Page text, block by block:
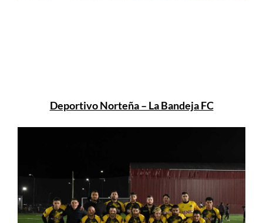
Deportivo Norteña – La Bandeja FC